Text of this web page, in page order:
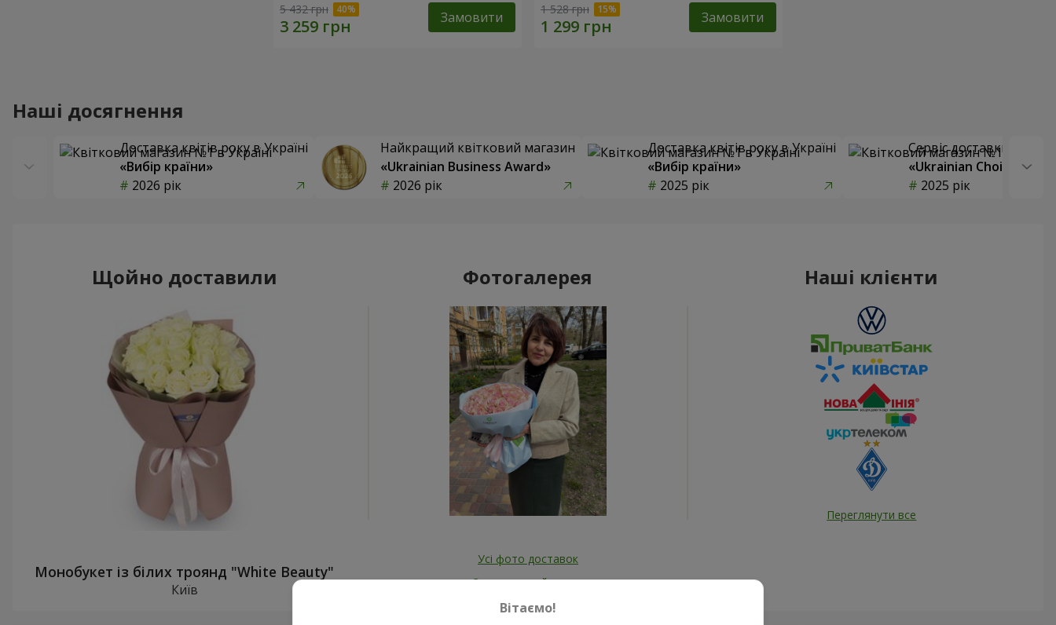
5 432 грн Замовити 1 528 грн Замовити
Наші досягнення
Доставка квітів року в Україні
«Вибір країни»
2026 рік
Найкращий квітковий магазин
«Ukrainian Business Award»
2026 рік
Доставка квітів року в Україні
«Вибір країни»
2025 рік
Сервіс доставки квітів
«Ukrainian Choice»
2025 рік
Щойно доставили
Монобукет із білих троянд "White Beauty"
Київ
Фотогалерея
Усі фото доставок
Замовити цей товар
Наші клієнти
Переглянути все
Вітаємо!